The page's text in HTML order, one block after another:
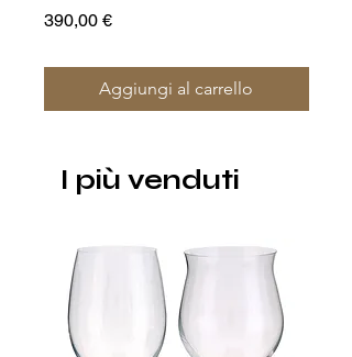
Prezzo
390,00 €
Aggiungi al carrello
I più venduti